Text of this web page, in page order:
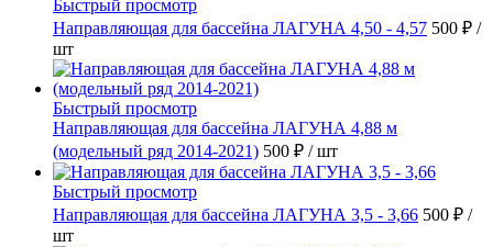
Быстрый просмотр
Направляющая для бассейна ЛАГУНА 4,50 - 4,57 500 ₽ /
шт
Быстрый просмотр
Направляющая для бассейна ЛАГУНА 4,88 м
(модельный ряд 2014-2021) 500 ₽ / шт
Быстрый просмотр
Направляющая для бассейна ЛАГУНА 3,5 - 3,66 500 ₽ /
шт